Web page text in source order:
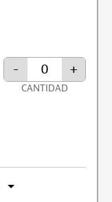
- +
CANTIDAD